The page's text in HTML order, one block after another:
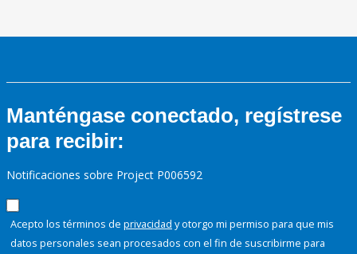
Manténgase conectado, regístrese
para recibir:
Notificaciones sobre Project P006592
Acepto los términos de privacidad y otorgo mi permiso para que mis
datos personales sean procesados con el fin de suscribirme para